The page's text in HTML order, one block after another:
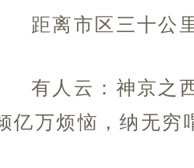
距离市区三十公
有人云：神京之
亿万烦恼，纳无穷